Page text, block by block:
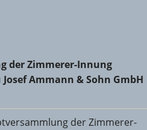
Zimmerer-Innung
Ammann & Sohn GmbH &
der Zimmerer-Innung
Ammann & Sohn GmbH
der Zimmerer-